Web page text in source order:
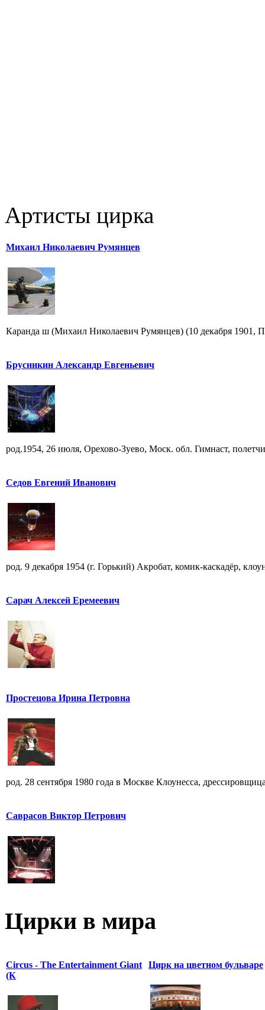
Артисты цирка
Михаил Николаевич Румянцев
Каранда ш (Михаил Николаевич Румянцев) (10 декабря 1901,
Брусникин Александр Евгеньевич
род.1954, 26 июля, Орехово-Зуево, Моск. обл. Гимнаст,
Седов Евгений Иванович
род. 9 декабря 1954 (г. Горький) Акробат, комик-каскадёр,
Сарач Алексей Еремеевич
Простецова Ирина Петровна
род. 28 сентября 1980 года в Москве Клоунесса,
Саврасов Виктор Петрович
Цирки в мира
Circus - The Entertainment Giant
(К
Цирк на цветном бульваре